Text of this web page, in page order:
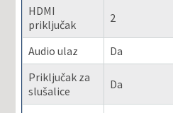
HDMI
priključak
2
Audio ulaz
Da
Priključak za
slušalice
Da